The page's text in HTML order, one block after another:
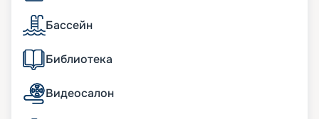
Бассейн
Библиотека
Видеосалон